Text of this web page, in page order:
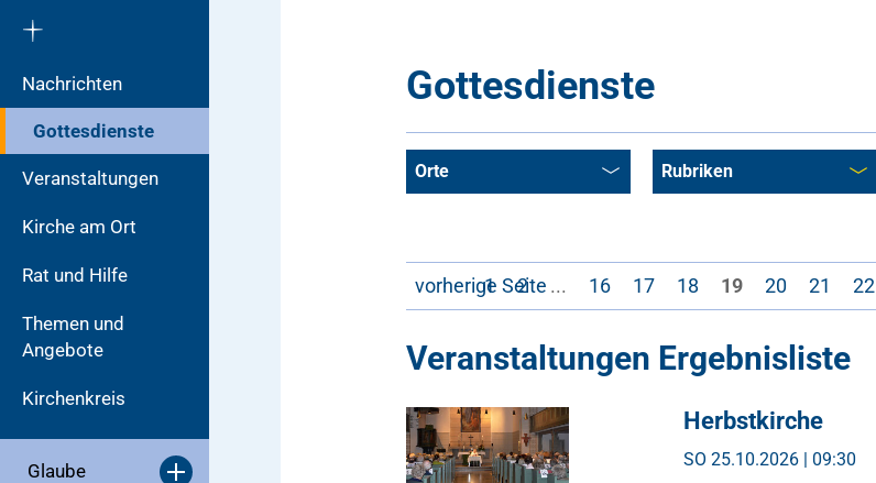
Nachrichten
Gottesdienste
Veranstaltungen
Kirche am Ort
Rat und Hilfe
Themen und
Angebote
Kirchenkreis
Glaube
Gottesdienste
Orte Rubriken
vorherige Seite
1 2 ... 16 17 18 19 20 21 22
Veranstaltungen Ergebnisliste
Herbstkirche
SO 25.10.2026 | 09:30